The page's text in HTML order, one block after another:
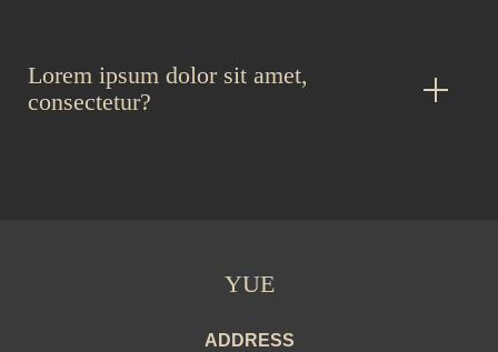
Lorem ipsum dolor sit amet,
consectetur?
YUE
ADDRESS